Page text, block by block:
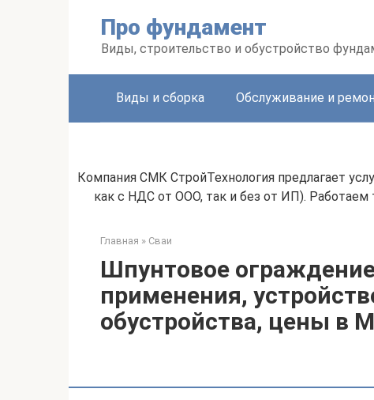
Про фундамент
Виды, строительство и обустройство
Виды и сборка Обслуживание и
Компания СМК СтройТехнология предлагает
как с НДС от ООО, так и без от ИП). Работаем
Главная » Сваи
Шпунтовое
применения,
обустройства, цены в